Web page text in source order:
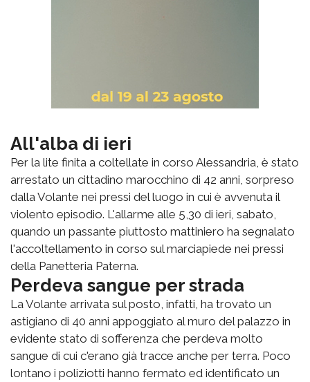
All'alba di ieri
Per la lite finita a coltellate in corso Alessandria, è stato
arrestato un cittadino marocchino di 42 anni, sorpreso
dalla Volante nei pressi del luogo in cui è avvenuta il
violento episodio. L'allarme alle 5,30 di ieri, sabato,
quando un passante piuttosto mattiniero ha segnalato
l'accoltellamento in corso sul marciapiede nei pressi
della Panetteria Paterna.
Perdeva sangue per strada
La Volante arrivata sul posto, infatti, ha trovato un
astigiano di 40 anni appoggiato al muro del palazzo in
evidente stato di sofferenza che perdeva molto
sangue di cui c'erano già tracce anche per terra. Poco
lontano i poliziotti hanno fermato ed identificato un